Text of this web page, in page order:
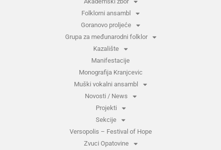
Folklorni ansambl
Goranovo proljeće
Grupa za međunarodni folklor
Kazalište
Manifestacije
Monografija Kranjcevic
Muški vokalni ansambl
Novosti / News
Projekti
Sekcije
Versopolis – Festival of Hope
Zvuci Opatovine